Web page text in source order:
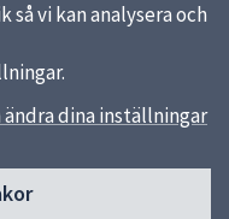
vi kan analysera och
ändra dina inställningar